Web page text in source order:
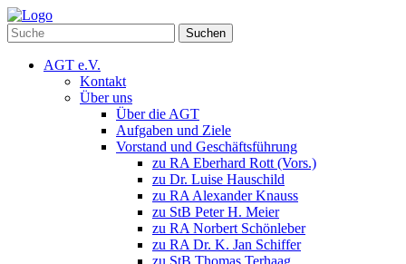
Suchen
AGT e.V.
Kontakt
Über uns
Über die AGT
Aufgaben und Ziele
Vorstand und Geschäftsführung
zu RA Eberhard Rott (Vors.)
zu Dr. Luise Hauschild
zu RA Alexander Knauss
zu StB Peter H. Meier
zu RA Norbert Schönleber
zu RA Dr. K. Jan Schiffer
zu StB Thomas Terhaag